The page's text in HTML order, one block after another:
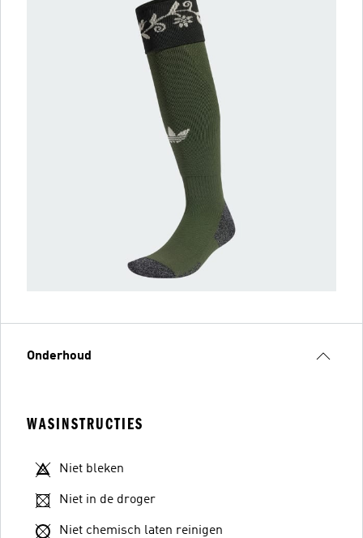
Onderhoud
WASINSTRUCTIES
Niet bleken
Niet in de droger
Niet chemisch laten reinigen